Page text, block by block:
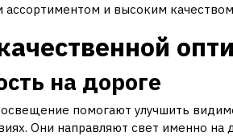
ассортиментом и высоким
на дороге
помогают улучшить
Они направляют свет именно на